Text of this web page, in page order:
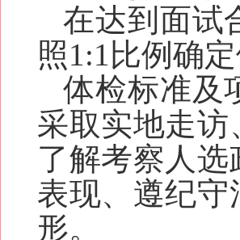
在达到面试
照1:1比例确
体检标准及
采取实地走
了解考察人
表现、遵纪
形。